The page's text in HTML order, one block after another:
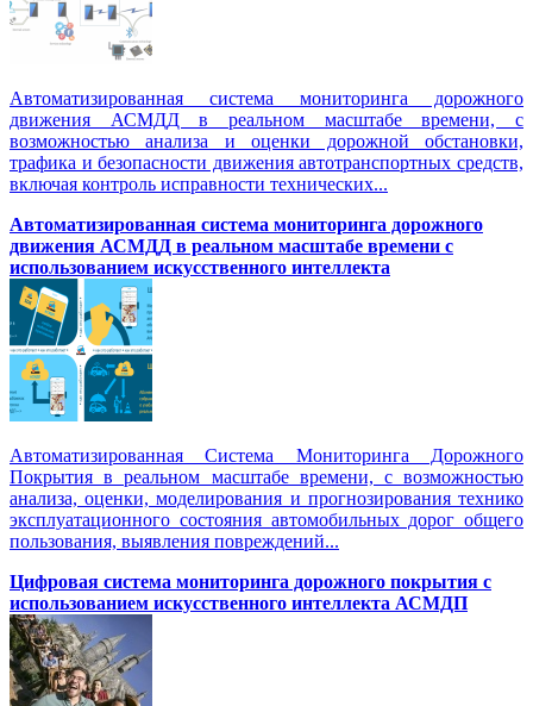
Автоматизированная система мониторинга дорожного
движения АСМДД в реальном масштабе времени, с
возможностью анализа и оценки дорожной обстановки,
трафика и безопасности движения автотранспортных средств,
включая контроль исправности технических...
Автоматизированная cистема мониторинга дорожного
движения АСМДД в реальном масштабе времени с
использованием искусственного интеллекта
Автоматизированная Система Мониторинга Дорожного
Покрытия в реальном масштабе времени, с возможностью
анализа, оценки, моделирования и прогнозирования технико
эксплуатационного состояния автомобильных дорог общего
пользования, выявления повреждений...
Цифровая система мониторинга дорожного покрытия с
использованием искусственного интеллекта АСМДП